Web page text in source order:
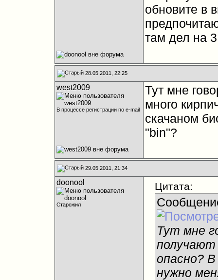
обновите в
там дел на
28.05.2011, 22:25
west2009
В процессе регистрации по e-mail
Тут мне
много
скачаном
"bin"?
29.05.2011, 21:34
doonool
Старожил
Цитата:
Тут мне
получают
опасно?
нужно